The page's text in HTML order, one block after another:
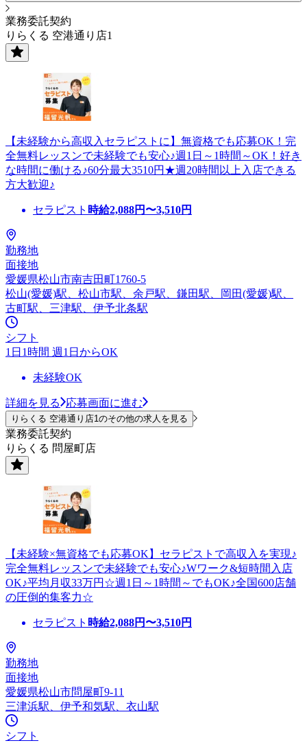
業務委託契約
りらくる 空港通り店1
【未経験から高収入セラピストに】無資格でも応募OK！完
全無料レッスンで未経験でも安心♪週1日～1時間～OK！好き
な時間に働ける♪60分最大3510円★週20時間以上入店できる
方大歓迎♪
セラピスト 時給2,088円〜3,510円
勤務地
面接地
愛媛県松山市南吉田町1760-5
松山(愛媛)駅、松山市駅、余戸駅、鎌田駅、岡田(愛媛)駅、
古町駅、三津駅、伊予北条駅
シフト
1日1時間 週1日からOK
未経験OK
詳細を見る 応募画面に進む
りらくる 空港通り店1のその他の求人を見る
業務委託契約
りらくる 問屋町店
【未経験×無資格でも応募OK】セラピストで高収入を実現♪
完全無料レッスンで未経験でも安心♪Wワーク&短時間入店
OK♪平均月収33万円☆週1日～1時間～でもOK♪全国600店舗
の圧倒的集客力☆
セラピスト 時給2,088円〜3,510円
勤務地
面接地
愛媛県松山市問屋町9-11
三津浜駅、伊予和気駅、衣山駅
シフト